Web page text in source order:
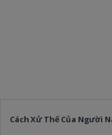
Cách Xử Thế Của Người